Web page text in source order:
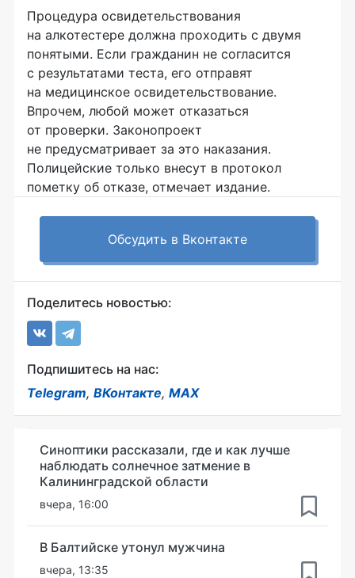
Процедура освидетельствования
на алкотестере должна проходить с двумя
понятыми. Если гражданин не согласится
с результатами теста, его отправят
на медицинское освидетельствование.
Впрочем, любой может отказаться
от проверки. Законопроект
не предусматривает за это наказания.
Полицейские только внесут в протокол
пометку об отказе, отмечает издание.
Обсудить в Вконтакте
Поделитесь новостью:
Подпишитесь на нас:
Telegram, ВКонтакте, MAX
Синоптики рассказали, где и как лучше
наблюдать солнечное затмение в
Калининградской области
вчера, 16:00
В Балтийске утонул мужчина
вчера, 13:35